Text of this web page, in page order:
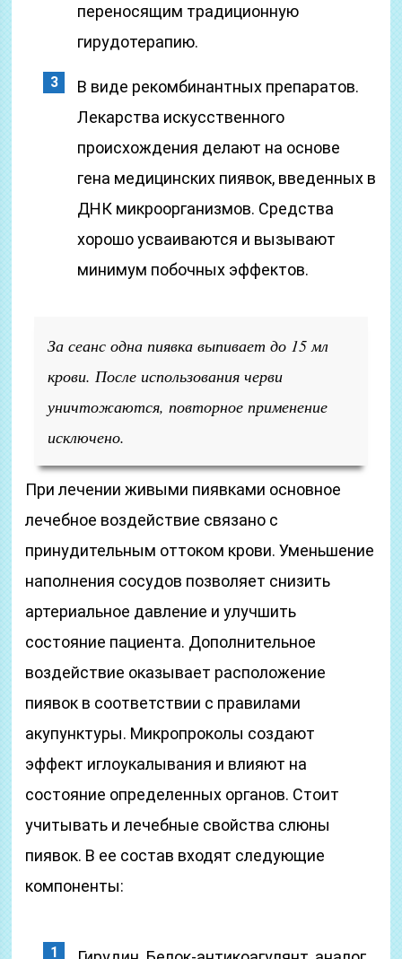
переносящим традиционную
гирудотерапию.
В виде рекомбинантных препаратов.
Лекарства искусственного
происхождения делают на основе
гена медицинских пиявок, введенных в
ДНК микроорганизмов. Средства
хорошо усваиваются и вызывают
минимум побочных эффектов.
За сеанс одна пиявка выпивает до 15 мл
крови. После использования черви
уничтожаются, повторное применение
исключено.
При лечении живыми пиявками основное
лечебное воздействие связано с
принудительным оттоком крови. Уменьшение
наполнения сосудов позволяет снизить
артериальное давление и улучшить
состояние пациента. Дополнительное
воздействие оказывает расположение
пиявок в соответствии с правилами
акупунктуры. Микропроколы создают
эффект иглоукалывания и влияют на
состояние определенных органов. Стоит
учитывать и лечебные свойства слюны
пиявок. В ее состав входят следующие
компоненты: